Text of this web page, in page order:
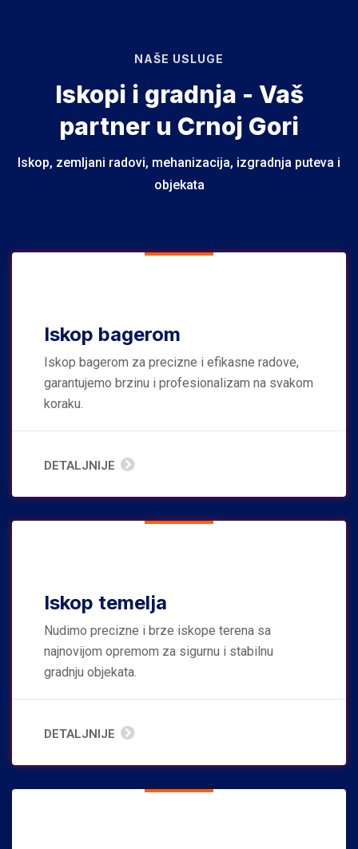
NAŠE USLUGE
Iskopi i gradnja - Vaš
partner u Crnoj Gori
Iskop, zemljani radovi, mehanizacija, izgradnja puteva i
objekata
Iskop bagerom
Iskop bagerom za precizne i efikasne radove,
garantujemo brzinu i profesionalizam na svakom
koraku.
DETALJNIJE
Iskop temelja
Nudimo precizne i brze iskope terena sa
najnovijom opremom za sigurnu i stabilnu
gradnju objekata.
DETALJNIJE